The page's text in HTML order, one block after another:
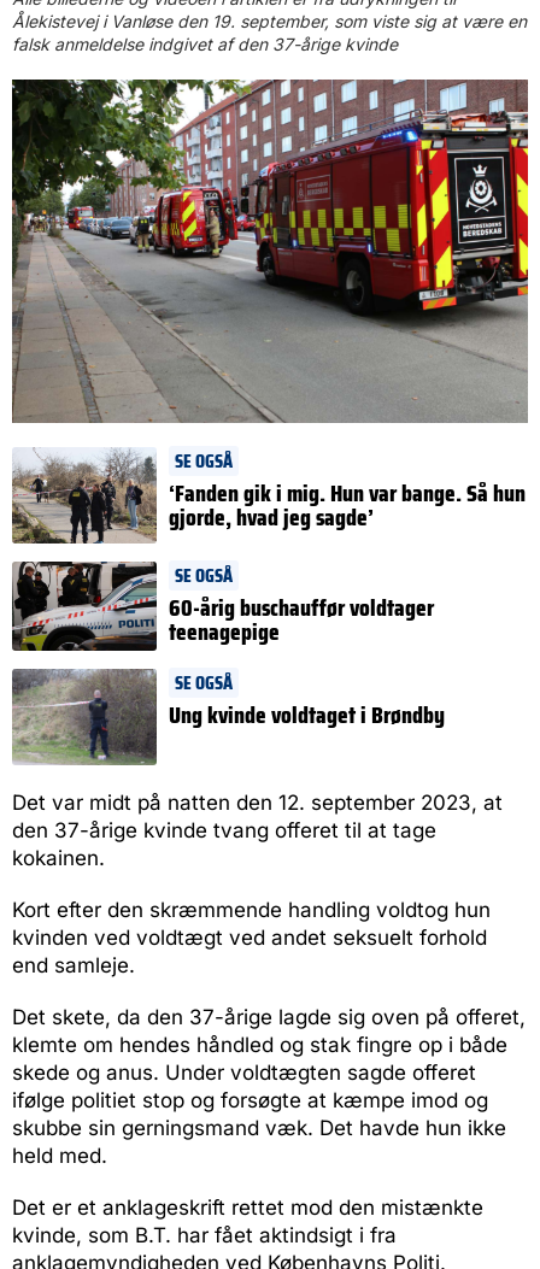
Ålekistevej i Vanløse den 19. september, som viste sig at være en
falsk anmeldelse indgivet af den 37-årige kvinde
SE OGSÅ
‘Fanden gik i mig. Hun var bange. Så hun
gjorde, hvad jeg sagde’
SE OGSÅ
60-årig buschauffør voldtager
teenagepige
SE OGSÅ
Ung kvinde voldtaget i Brøndby
Det var midt på natten den 12. september 2023, at
den 37-årige kvinde tvang offeret til at tage
kokainen.
Kort efter den skræmmende handling voldtog hun
kvinden ved voldtægt ved andet seksuelt forhold
end samleje.
Det skete, da den 37-årige lagde sig oven på offeret,
klemte om hendes håndled og stak fingre op i både
skede og anus. Under voldtægten sagde offeret
ifølge politiet stop og forsøgte at kæmpe imod og
skubbe sin gerningsmand væk. Det havde hun ikke
held med.
Det er et anklageskrift rettet mod den mistænkte
kvinde, som B.T. har fået aktindsigt i fra
anklagemyndigheden ved Københavns Politi.